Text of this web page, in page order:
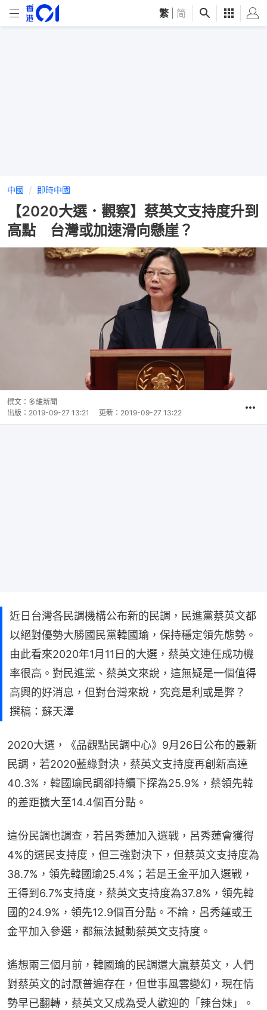
繁 简
中國 即時中國
【2020大選．觀察】蔡英文支持度升到
高點 台灣或加速滑向懸崖？
撰文： 多維新聞
出版： 2019-09-27 13:21 更新： 2019-09-27 13:22
近日台灣各民調機構公布新的民調，民進黨蔡英文都
以絕對優勢大勝國民黨韓國瑜，保持穩定領先態勢。
由此看來2020年1月11日的大選，蔡英文連任成功機
率很高。對民進黨、蔡英文來說，這無疑是一個值得
高興的好消息，但對台灣來說，究竟是利或是弊？
撰稿：蘇天澤
2020大選，《品觀點民調中心》9月26日公布的最新
民調，若2020藍綠對決，蔡英文支持度再創新高達
40.3%，韓國瑜民調卻持續下探為25.9%，蔡領先韓
的差距擴大至14.4個百分點。
這份民調也調查，若呂秀蓮加入選戰，呂秀蓮會獲得
4%的選民支持度，但三強對決下，但蔡英文支持度為
38.7%，領先韓國瑜25.4%；若是王金平加入選戰，
王得到6.7%支持度，蔡英文支持度為37.8%，領先韓
國的24.9%，領先12.9個百分點。不論，呂秀蓮或王
金平加入參選，都無法撼動蔡英文支持度。
遙想兩三個月前，韓國瑜的民調還大贏蔡英文，人們
對蔡英文的討厭普遍存在，但世事風雲變幻，現在情
勢早已翻轉，蔡英文又成為受人歡迎的「辣台妹」。